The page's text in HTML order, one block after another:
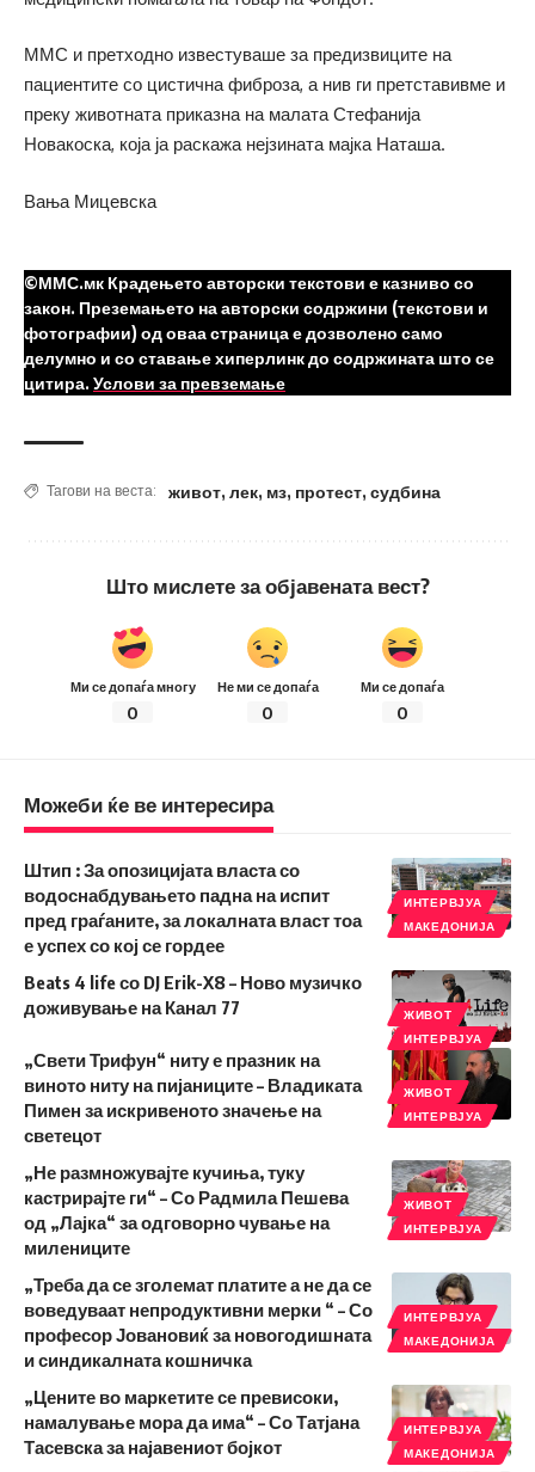
ММС и претходно известуваше за предизвиците на
пациентите со цистична фиброза, а нив ги претставивме и
преку животната приказна на малата Стефанија
Новакоска, која ја раскажа нејзината мајка Наташа.
Вања Мицевска
©ММС.мк Крадењето авторски текстови е казниво со
закон. Преземањето на авторски содржини (текстови и
фотографии) од оваа страница е дозволено само
делумно и со ставање хиперлинк до содржината што се
цитира. Услови за превземање
Тагови на веста: живот, лек, мз, протест, судбина
Што мислете за објавената вест?
Ми се допаѓа многу
0
Не ми се допаѓа
0
Ми се допаѓа
0
Можеби ќе ве интересира
ИНТЕРВЈУА
МАКЕДОНИЈА
Штип : За опозицијата власта со
водоснабдувањето падна на испит
пред граѓаните, за локалната власт тоа
е успех со кој се гордее
ЖИВОТ
ИНТЕРВЈУА
Beats 4 life со DJ Erik-X8 – Ново музичко
доживување на Канал 77
ЖИВОТ
ИНТЕРВЈУА
„Свети Трифун“ ниту е празник на
виното ниту на пијаниците – Владиката
Пимен за искривеното значење на
светецот
ЖИВОТ
ИНТЕРВЈУА
„Не размножувајте кучиња, туку
кастрирајте ги“ – Со Радмила Пешева
од „Лајка“ за одговорно чување на
милениците
ИНТЕРВЈУА
МАКЕДОНИЈА
„Треба да се зголемат платите а не да се
воведуваат непродуктивни мерки “ – Со
професор Јовановиќ за новогодишната
и синдикалната кошничка
ИНТЕРВЈУА
МАКЕДОНИЈА
„Цените во маркетите се превисоки,
намалување мора да има“ – Со Татјана
Тасевска за најавениот бојкот